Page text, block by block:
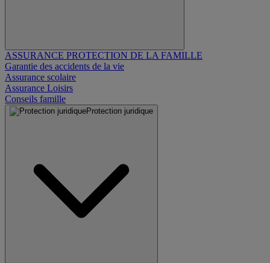
ASSURANCE PROTECTION DE LA FAMILLE
Garantie des accidents de la vie
Assurance scolaire
Assurance Loisirs
Conseils famille
Protection juridique